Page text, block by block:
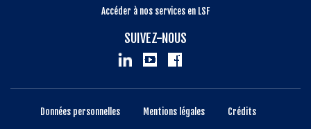
Accéder à nos services en LSF
SUIVEZ-NOUS
Données personnelles Mentions légales Crédits